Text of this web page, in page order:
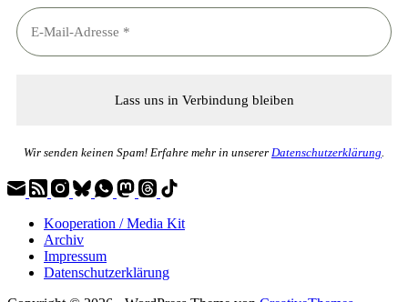
Wir senden keinen Spam! Erfahre mehr in unserer Datenschutzerklärung.
Kooperation / Media Kit
Archiv
Impressum
Datenschutzerklärung